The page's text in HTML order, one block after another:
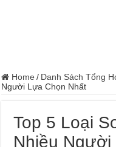
Home / Danh Sách Tổng
Người Lựa Chọn Nhất
Top 5 Loại
Nhiều